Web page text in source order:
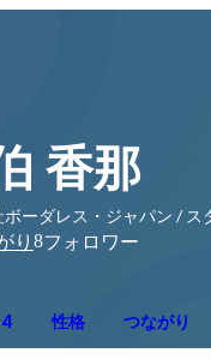
香那
ーダレス・ジャパン / ス
り 8フォロワー
性格 つながり